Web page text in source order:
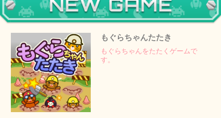
もぐらちゃんたたき
もぐらちゃんをたたくゲームで
す。